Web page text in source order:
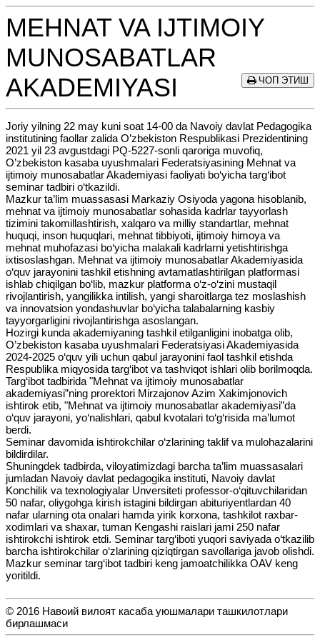
MEHNAT VA IJTIMOIY
MUNOSABATLAR
AKADEMIYASI
ЧОП ЭТИШ
Joriy yilning 22 may kuni soat 14-00 da Navoiy davlat Pedagogika
institutining faollar zalida O’zbekiston Respublikasi Prezidentining
2021 yil 23 avgustdagi PQ-5227-sonli qaroriga muvofiq,
O’zbekiston kasaba uyushmalari Federatsiyasining Mehnat va
ijtimoiy munosabatlar Akademiyasi faoliyati bo‘yicha targ‘ibot
seminar tadbiri o‘tkazildi.
Mazkur ta’lim muassasasi Markaziy Osiyoda yagona hisoblanib,
mehnat va ijtimoiy munosabatlar sohasida kadrlar tayyorlash
tizimini takomillashtirish, xalqaro va milliy standartlar, mehnat
huquqi, inson huquqlari, mehnat tibbiyoti, ijtimoiy himoya va
mehnat muhofazasi bo‘yicha malakali kadrlarni yetishtirishga
ixtisoslashgan. Mehnat va ijtimoiy munosabatlar Akademiyasida
o‘quv jarayonini tashkil etishning avtamatlashtirilgan platformasi
ishlab chiqilgan bo‘lib, mazkur platforma o‘z-o‘zini mustaqil
rivojlantirish, yangilikka intilish, yangi sharoitlarga tez moslashish
va innovatsion yondashuvlar bo‘yicha talabalarning kasbiy
tayyorgarligini rivojlantirishga asoslangan.
Hozirgi kunda akademiyaning tashkil etilganligini inobatga olib,
O’zbekiston kasaba uyushmalari Federatsiyasi Akademiyasida
2024-2025 o‘quv yili uchun qabul jarayonini faol tashkil etishda
Respublika miqyosida targ‘ibot va tashviqot ishlari olib borilmoqda.
Targ‘ibot tadbirida "Mehnat va ijtimoiy munosabatlar
akademiyasi”ning prorektori Mirzajonov Azim Xakimjonovich
ishtirok etib, "Mehnat va ijtimoiy munosabatlar akademiyasi”da
o‘quv jarayoni, yo‘nalishlari, qabul kvotalari to‘g‘risida ma’lumot
berdi.
Seminar davomida ishtirokchilar o‘zlarining taklif va mulohazalarini
bildirdilar.
Shuningdek tadbirda, viloyatimizdagi barcha ta’lim muassasalari
jumladan Navoiy davlat pedagogika instituti, Navoiy davlat
Konchilik va texnologiyalar Unversiteti professor-o‘qituvchilaridan
50 nafar, oliygohga kirish istagini bildirgan abituriyentlardan 40
nafar ularning ota onalari hamda yirik korxona, tashkilot raxbar-
xodimlari va shaxar, tuman Kengashi raislari jami 250 nafar
ishtirokchi ishtirok etdi. Seminar targ‘iboti yuqori saviyada o‘tkazilib
barcha ishtirokchilar o‘zlarining qiziqtirgan savollariga javob olishdi.
Mazkur seminar targ‘ibot tadbiri keng jamoatchilikka OAV keng
yoritildi.
© 2016 Навоий вилоят касаба уюшмалари ташкилотлари
бирлашмаси